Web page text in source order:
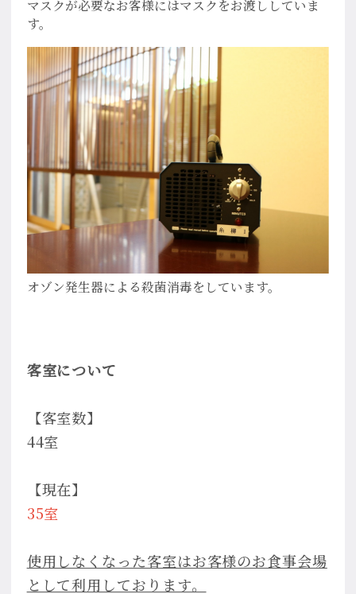
マスクが必要なお客様にはマスクをお渡ししていま
す。
オゾン発生器による殺菌消毒をしています。
客室について
【客室数】
44室
【現在】
35室
使用しなくなった客室はお客様のお食事会場
として利用しております。